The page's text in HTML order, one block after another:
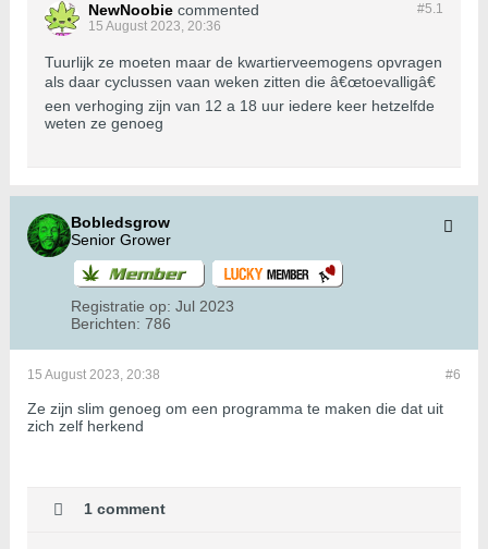
#5.1
NewNoobie commented
15 August 2023, 20:36
Tuurlijk ze moeten maar de kwartierveemogens opvragen
als daar cyclussen vaan weken zitten die â€œtoevalligâ€
een verhoging zijn van 12 a 18 uur iedere keer hetzelfde
weten ze genoeg
Bobledsgrow
Senior Grower
Registratie op: Jul 2023
Berichten: 786
#6
15 August 2023, 20:38
Ze zijn slim genoeg om een programma te maken die dat uit
zich zelf herkend
1 comment